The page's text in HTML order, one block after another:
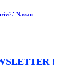
à Nassau
!